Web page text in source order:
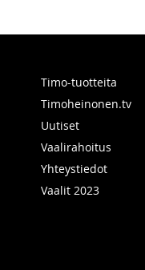
Timo-tuotteita
Timoheinonen.tv
Uutiset
Vaalirahoitus
Yhteystiedot
Vaalit 2023